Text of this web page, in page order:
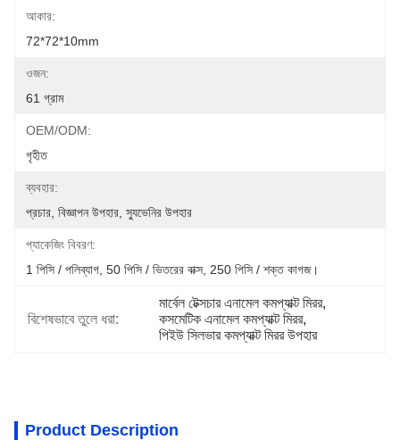
আকার:
72*72*10mm
ওজন:
61 গ্রাম
OEM/ODM:
গৃহীত
ব্যবহার:
প্রচার, বিজ্ঞাপন উপহার, স্যুভেনির উপহার
প্যাকেজিং বিবরণ:
1 পিসি / পলিব্যাগ, 50 পিসি / ভিতরের বাক্স, 250 পিসি / শক্ত কাগজ।
বিশেষভাবে তুলে ধরা:
মার্বেল টেক্সচার এনামেল কমপ্যাক্ট মিরর,
কসমেটিক এনামেল কমপ্যাক্ট মিরর,
পিইউ সিলভার কমপ্যাক্ট মিরর উপহার
Product Description